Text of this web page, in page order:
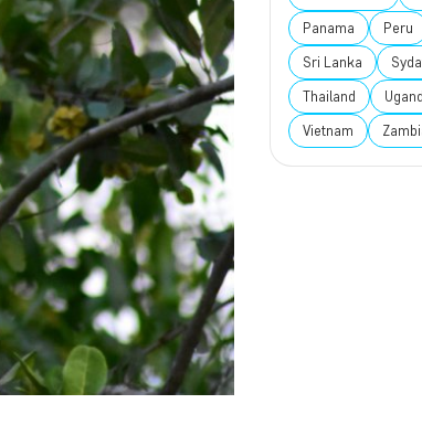
Panama Peru
Sri Lanka
Thailand
Vietnam